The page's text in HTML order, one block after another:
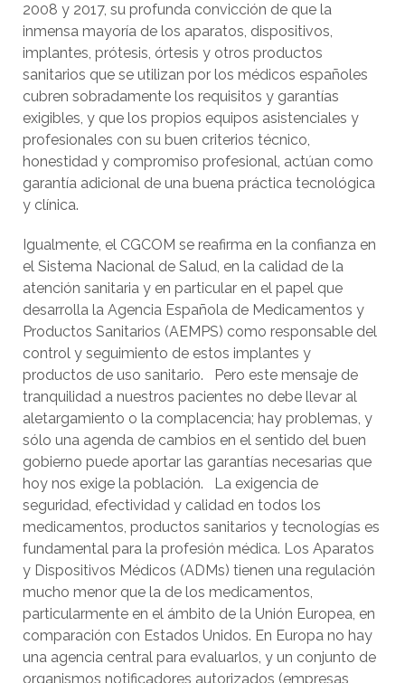
2008 y 2017, su profunda convicción de que la
inmensa mayoría de los aparatos, dispositivos,
implantes, prótesis, órtesis y otros productos
sanitarios que se utilizan por los médicos españoles
cubren sobradamente los requisitos y garantías
exigibles, y que los propios equipos asistenciales y
profesionales con su buen criterios técnico,
honestidad y compromiso profesional, actúan como
garantía adicional de una buena práctica tecnológica
y clínica.
Igualmente, el CGCOM se reafirma en la confianza en
el Sistema Nacional de Salud, en la calidad de la
atención sanitaria y en particular en el papel que
desarrolla la Agencia Española de Medicamentos y
Productos Sanitarios (AEMPS) como responsable del
control y seguimiento de estos implantes y
productos de uso sanitario. Pero este mensaje de
tranquilidad a nuestros pacientes no debe llevar al
aletargamiento o la complacencia; hay problemas, y
sólo una agenda de cambios en el sentido del buen
gobierno puede aportar las garantías necesarias que
hoy nos exige la población. La exigencia de
seguridad, efectividad y calidad en todos los
medicamentos, productos sanitarios y tecnologías es
fundamental para la profesión médica. Los Aparatos
y Dispositivos Médicos (ADMs) tienen una regulación
mucho menor que la de los medicamentos,
particularmente en el ámbito de la Unión Europea, en
comparación con Estados Unidos. En Europa no hay
una agencia central para evaluarlos, y un conjunto de
organismos notificadores autorizados (empresas